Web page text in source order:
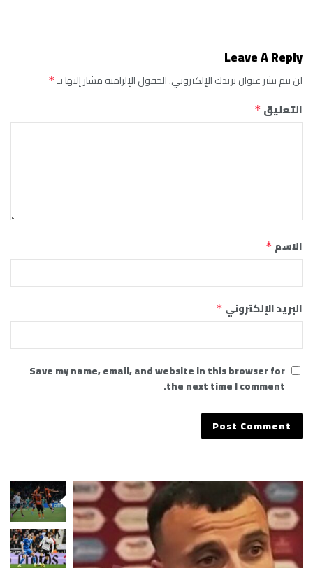
Leave A Reply
لن يتم نشر عنوان بريدك الإلكتروني.الحقول الإلزامية مشار إليها بـ*
التعليق *
الاسم *
البريد الإلكتروني *
Save my name, email, and website in this browser for
the next time I comment.